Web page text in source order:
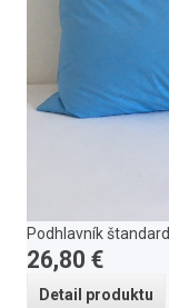
Podhlavník štandard
26,80 €
Detail produktu